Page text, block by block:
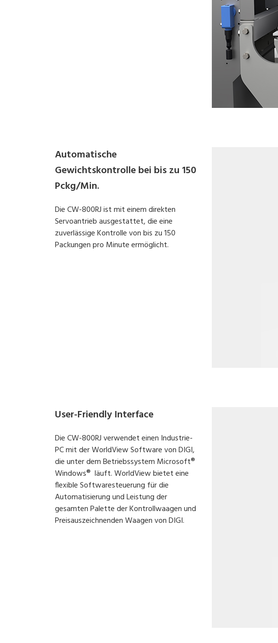
Automatische
Gewichtskontrolle bei bis zu 150
Pckg/Min.
Die CW-800RJ ist mit einem direkten
Servoantrieb ausgestattet, die eine
zuverlässige Kontrolle von bis zu 150
Packungen pro Minute ermöglicht.
User-Friendly Interface
Die CW-800RJ verwendet einen Industrie-
PC mit der WorldView Software von DIGI,
die unter dem Betriebssystem Microsoft®
Windows® läuft. WorldView bietet eine
flexible Softwaresteuerung für die
Automatisierung und Leistung der
gesamten Palette der Kontrollwaagen und
Preisauszeichnenden Waagen von DIGI.